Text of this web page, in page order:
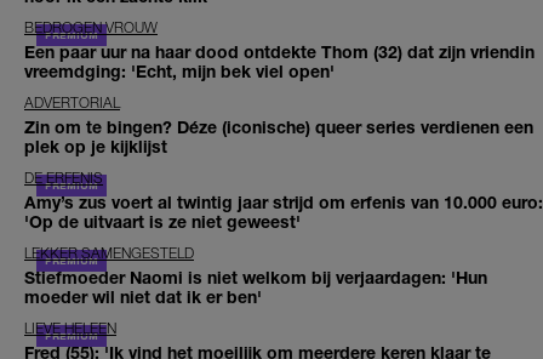
BEDROGEN VROUW
Een paar uur na haar dood ontdekte Thom (32) dat zijn vriendin
vreemdging: 'Echt, mijn bek viel open'
ADVERTORIAL
Zin om te bingen? Déze (iconische) queer series verdienen een
plek op je kijklijst
DE ERFENIS
Amy’s zus voert al twintig jaar strijd om erfenis van 10.000 euro:
'Op de uitvaart is ze niet geweest'
LEKKER SAMENGESTELD
Stiefmoeder Naomi is niet welkom bij verjaardagen: 'Hun
moeder wil niet dat ik er ben'
LIEVE HELEEN
Fred (55): 'Ik vind het moeilijk om meerdere keren klaar te